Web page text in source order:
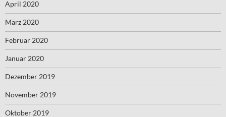
April 2020
März 2020
Februar 2020
Januar 2020
Dezember 2019
November 2019
Oktober 2019